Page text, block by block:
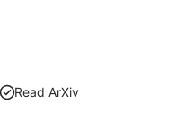
Read ArXiv